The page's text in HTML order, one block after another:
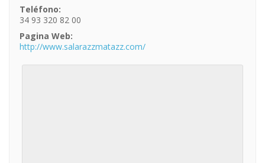
Teléfono:
34 93 320 82 00
Pagina Web:
http://www.salarazzmatazz.com/